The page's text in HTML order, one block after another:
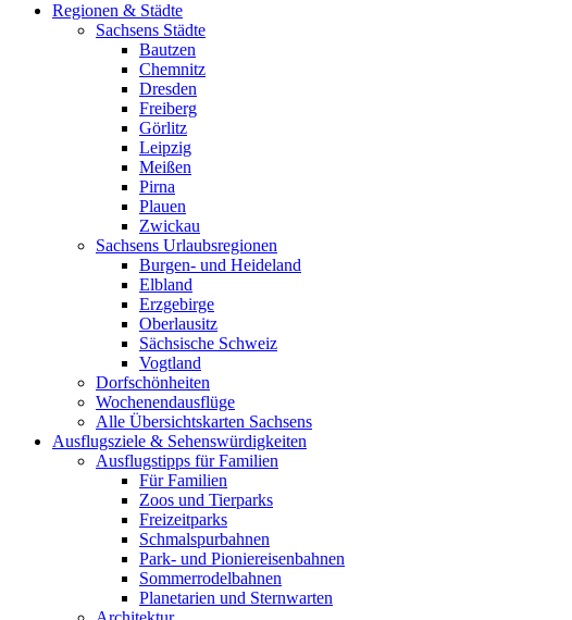
Regionen & Städte
Sachsens Städte
Bautzen
Chemnitz
Dresden
Freiberg
Görlitz
Leipzig
Meißen
Pirna
Plauen
Zwickau
Sachsens Urlaubsregionen
Burgen- und Heideland
Elbland
Erzgebirge
Oberlausitz
Sächsische Schweiz
Vogtland
Dorfschönheiten
Wochenendausflüge
Alle Übersichtskarten Sachsens
Ausflugsziele & Sehenswürdigkeiten
Ausflugstipps für Familien
Für Familien
Zoos und Tierparks
Freizeitparks
Schmalspurbahnen
Park- und Pioniereisenbahnen
Sommerrodelbahnen
Planetarien und Sternwarten